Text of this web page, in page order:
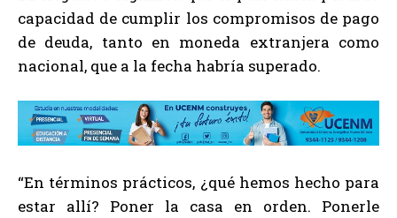
capacidad de cumplir los compromisos de pago
de deuda, tanto en moneda extranjera como
nacional, que a la fecha habría superado.
“En términos prácticos, ¿qué hemos hecho para
estar allí? Poner la casa en orden. Ponerle